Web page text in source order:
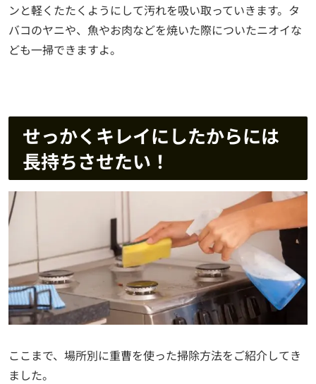
ンと軽くたたくようにして汚れを吸い取っていきます。タ
バコのヤニや、魚やお肉などを焼いた際についたニオイな
ども一掃できますよ。
せっかくキレイにしたからには
長持ちさせたい！
ここまで、場所別に重曹を使った掃除方法をご紹介してき
ました。